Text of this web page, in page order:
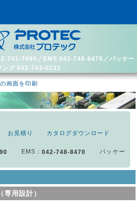
741-7690／EMS 042-748-8470／パッケー
ング 042-743-0233
画面を印刷
お見積り
カタログダウンロード
EMS：042-748-8470
パッケー
用設計）